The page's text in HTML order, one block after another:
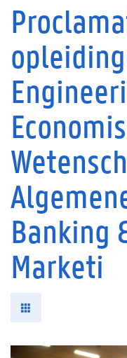
Banking
Marketi